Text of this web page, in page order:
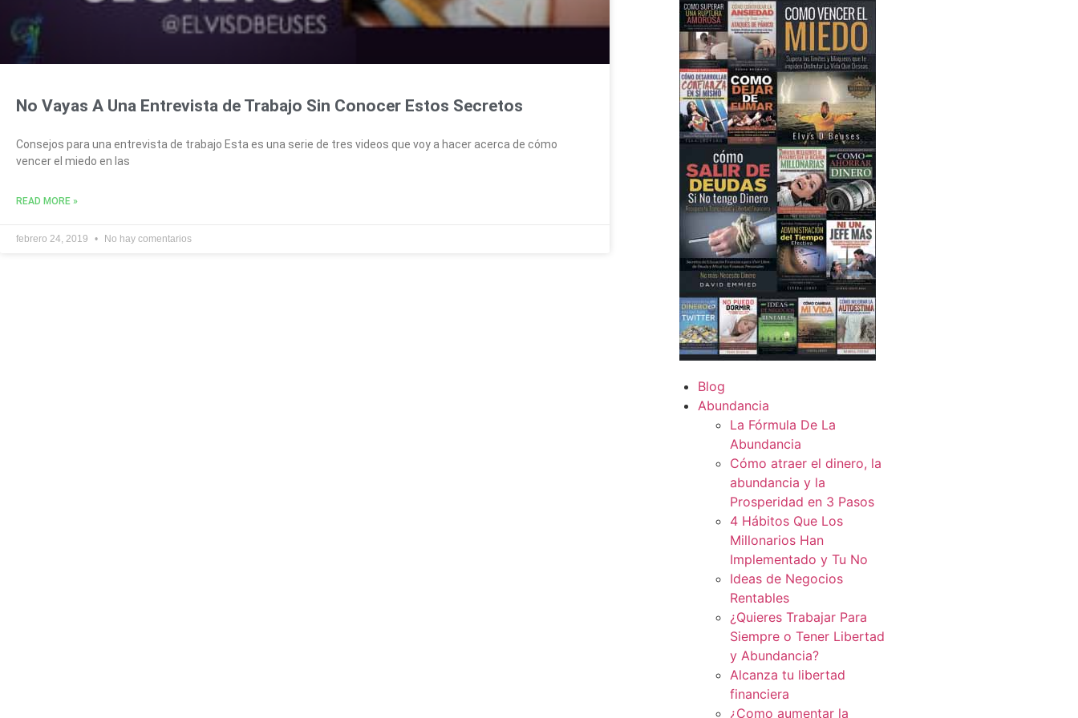
No Vayas A Una Entrevista de Trabajo Sin Conocer Estos Secretos
Consejos para una entrevista de trabajo Esta es una serie de tres videos que voy a hacer acerca de cómo
vencer el miedo en las
READ MORE »
febrero 24, 2019 No hay comentarios
Blog
Abundancia
La Fórmula De La
Abundancia
Cómo atraer el dinero, la
abundancia y la
Prosperidad en 3 Pasos
4 Hábitos Que Los
Millonarios Han
Implementado y Tu No
Ideas de Negocios
Rentables
¿Quieres Trabajar Para
Siempre o Tener Libertad
y Abundancia?
Alcanza tu libertad
financiera
¿Como aumentar la